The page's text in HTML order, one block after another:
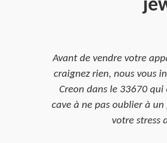
Avant de vendre votre
craignez rien, nous vous
Creon dans le 33670
cave à ne pas oublier à
votre stress